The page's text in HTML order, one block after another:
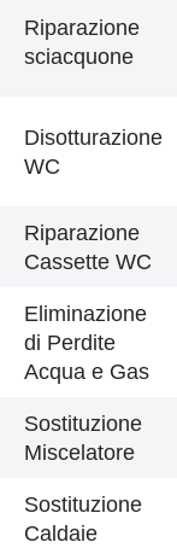
Riparazione
sciacquone
Disotturazione
WC
Riparazione
Cassette WC
Eliminazione
di Perdite
Acqua e Gas
Sostituzione
Miscelatore
Sostituzione
Caldaie